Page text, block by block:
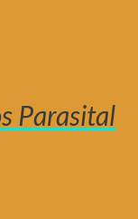
Parasital